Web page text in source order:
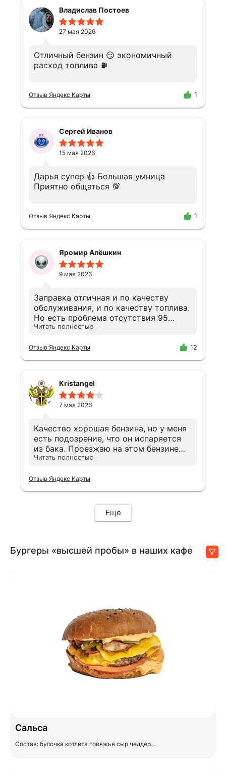
Владислав Постоев
27 мая 2026
Отличный бензин 😏 экономичный
расход топлива ⛽️
Отзыв Яндекс Карты 1
Сергей Иванов
15 мая 2026
Дарья супер 👍 Большая умница
Приятно общаться 💯
Отзыв Яндекс Карты 1
Яромир Алёшкин
9 мая 2026
Заправка отличная и по качеству
обслуживания, и по качеству топлива.
Но есть проблема отсутствия 95
бензина. Проблема с поставками, я
телефонов для связи отключены?
Банально зачем мне ехать через весь
нет? Я хочу позвонить и узнать, а не
сжигать бензин впустую. Исправьте,
пожалуйста, проблему. В идеале - на
вашем сайте размещайте информацию
времени или добавьте актуальный
номер телефона, потому что тот, что
на картах и в ВК - нерабочие. Очень
люблю вашу АЗС и хочу заправлять
стараюсь придерживаться
Читать полностью
Отзыв Яндекс Карты 12
Kristangel
7 мая 2026
Качество хорошая бензина, но у меня
есть подозрение, что он испаряется
из бака. Проезжаю на этом бензине
меньше обычного. Да и цена большая.
Читать полностью
Отзыв Яндекс Карты
Еще
Бургеры «высшей пробы» в наших кафе
Сальса
Состав: булочка котлета говяжья сыр чеддер…